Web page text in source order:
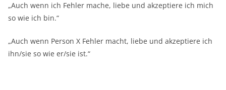
„Auch wenn ich Fehler mache, liebe und akzeptiere ich mich
so wie ich bin.“
„Auch wenn Person X Fehler macht, liebe und akzeptiere ich
ihn/sie so wie er/sie ist.“